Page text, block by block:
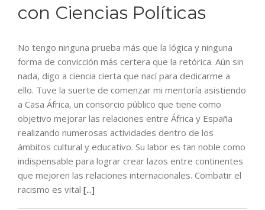
con Ciencias Políticas
No tengo ninguna prueba más que la lógica y ninguna
forma de convicción más certera que la retórica. Aún sin
nada, digo a ciencia cierta que nací para dedicarme a
ello. Tuve la suerte de comenzar mi mentoría asistiendo
a Casa África, un consorcio público que tiene como
objetivo mejorar las relaciones entre África y España
realizando numerosas actividades dentro de los
ámbitos cultural y educativo. Su labor es tan noble como
indispensable para lograr crear lazos entre continentes
que mejoren las relaciones internacionales. Combatir el
racismo es vital [...]